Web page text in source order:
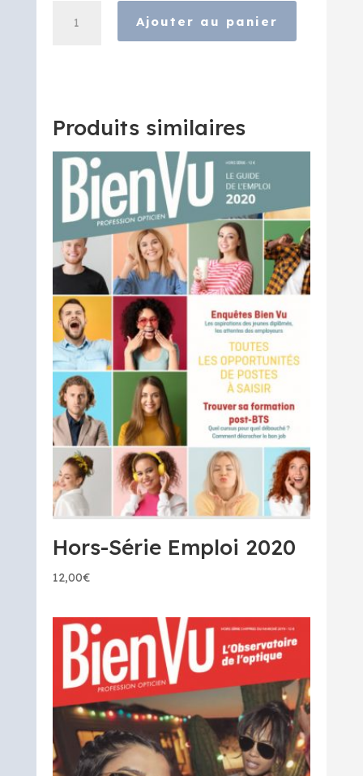
2022
Ajouter au panier
Produits similaires
Hors-Série Emploi 2020
12,00€